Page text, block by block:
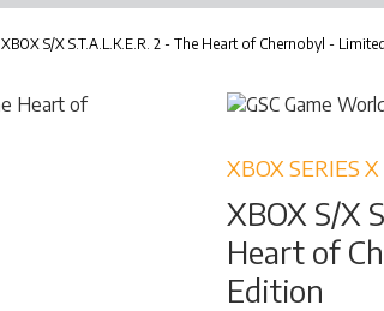
XBOX S/X S.T.A.L.K.E.R. 2 - The Heart of Chernobyl -
XBOX SERIES X
XBOX S/X
Heart of
Edition